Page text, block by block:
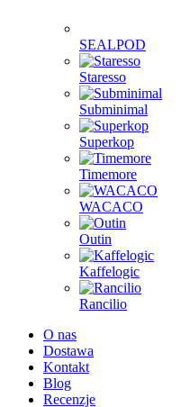
SEALPOD
Staresso
Subminimal
Superkop
Timemore
WACACO
Outin
Kaffelogic
Rancilio
O nas
Dostawa
Kontakt
Blog
Recenzje